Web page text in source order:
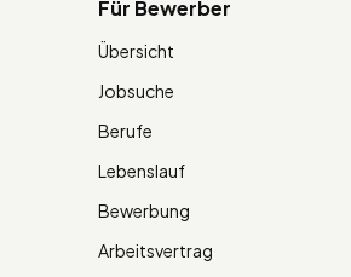
Für Bewerber
Übersicht
Jobsuche
Berufe
Lebenslauf
Bewerbung
Arbeitsvertrag